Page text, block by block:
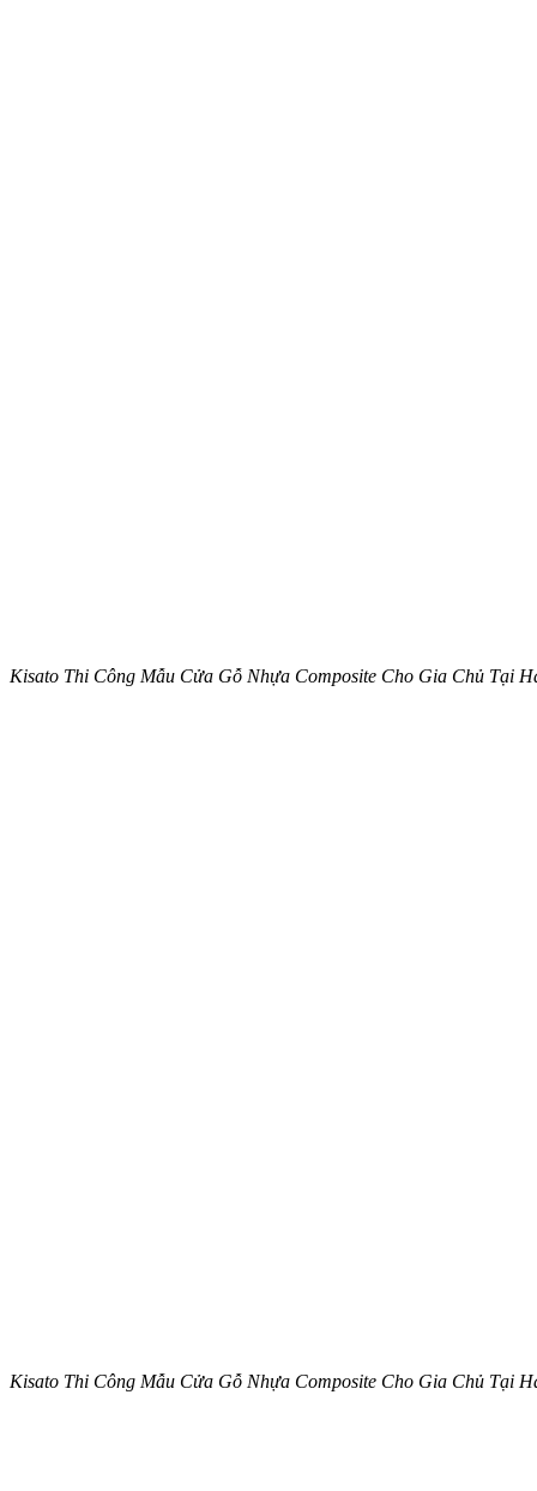
Kisato Thi Công Mẫu Cửa Gỗ Nhựa Composite Cho Gia Chủ Tại
Kisato Thi Công Mẫu Cửa Gỗ Nhựa Composite Cho Gia Chủ Tại